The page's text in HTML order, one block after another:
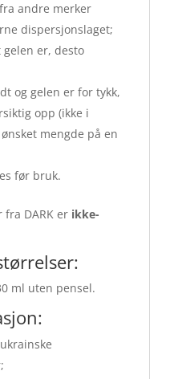
andre merker
dispersjonslaget;
gelen er, desto
og gelen er for tykk,
opp (ikke i
mengde på en
før bruk.
DARK er ikke-
ml uten pensel.